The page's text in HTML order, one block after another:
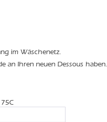
im Wäschenetz.
an Ihren neuen Dessous haben.